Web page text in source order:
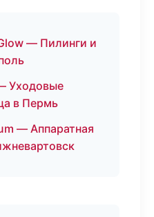
— Пилинги и
Уходовые
в Пермь
— Аппаратная